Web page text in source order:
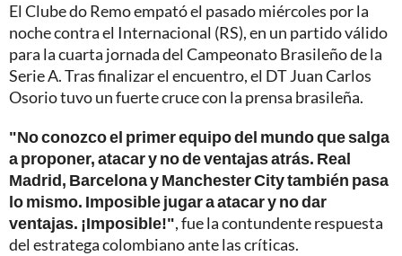
El Clube do Remo empató el pasado miércoles por la
noche contra el Internacional (RS), en un partido válido
para la cuarta jornada del Campeonato Brasileño de la
Serie A. Tras finalizar el encuentro, el DT Juan Carlos
Osorio tuvo un fuerte cruce con la prensa brasileña.
"No conozco el primer equipo del mundo que salga
a proponer, atacar y no de ventajas atrás. Real
Madrid, Barcelona y Manchester City también pasa
lo mismo. Imposible jugar a atacar y no dar
ventajas. ¡Imposible!", fue la contundente respuesta
del estratega colombiano ante las críticas.